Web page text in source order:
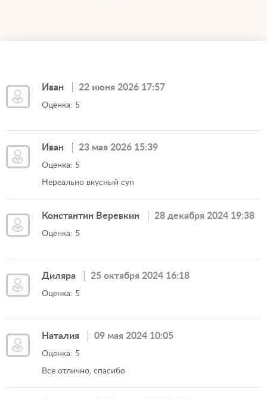
Иван 22 июня 2026 17:57
Оценка: 5
Иван 23 мая 2026 15:39
Оценка: 5
Нереально вкусный суп
Константин Веревкин 28 декабря 2024 19:38
Оценка: 5
Диляра 25 октября 2024 16:18
Оценка: 5
Наталия 09 мая 2024 10:05
Оценка: 5
Все отлично, спасибо